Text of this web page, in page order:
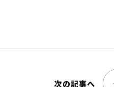
次の記事へ